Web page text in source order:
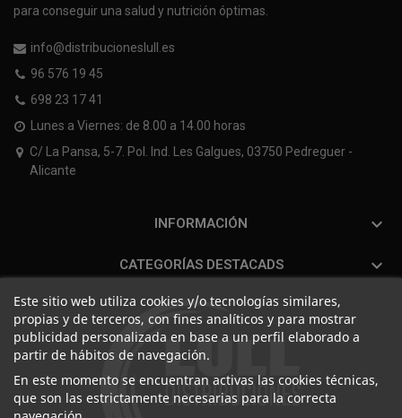
para conseguir una salud y nutrición óptimas.
info@distribucioneslull.es
96 576 19 45
698 23 17 41
Lunes a Viernes: de 8.00 a 14.00 horas
C/ La Pansa, 5-7. Pol. Ind. Les Galgues, 03750 Pedreguer -
Alicante
INFORMACIÓN 
CATEGORÍAS DESTACADS 
Este sitio web utiliza cookies y/o tecnologías similares,
propias y de terceros, con fines analíticos y para mostrar
publicidad personalizada en base a un perfil elaborado a
partir de hábitos de navegación.
En este momento se encuentran activas las cookies técnicas,
que son las estrictamente necesarias para la correcta